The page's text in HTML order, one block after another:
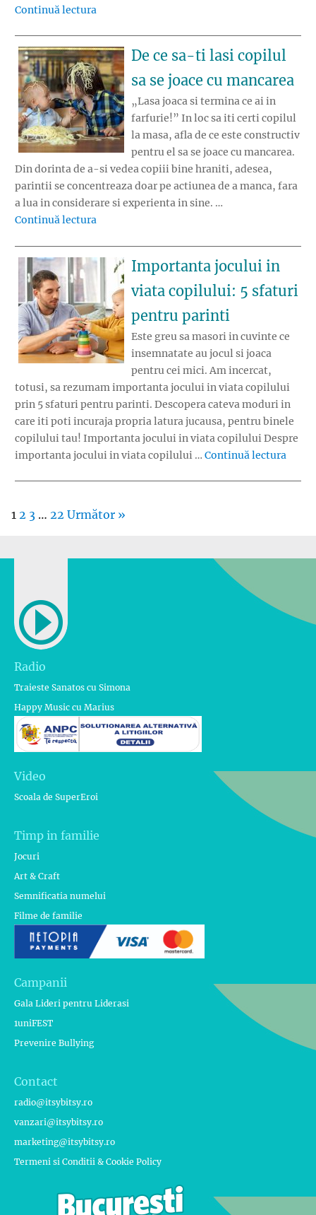
Continuă lectura
De ce sa-ti lasi copilul
sa se joace cu mancarea
„Lasa joaca si termina ce ai in
farfurie!” In loc sa iti certi copilul
la masa, afla de ce este constructiv
pentru el sa se joace cu mancarea.
Din dorinta de a-si vedea copiii bine hraniti, adesea,
parintii se concentreaza doar pe actiunea de a manca, fara
a lua in considerare si experienta in sine. …
Continuă lectura
Importanta jocului in
viata copilului: 5 sfaturi
pentru parinti
Este greu sa masori in cuvinte ce
insemnatate au jocul si joaca
pentru cei mici. Am incercat,
totusi, sa rezumam importanta jocului in viata copilului
prin 5 sfaturi pentru parinti. Descopera cateva moduri in
care iti poti incuraja propria latura jucausa, pentru binele
copilului tau! Importanta jocului in viata copilului Despre
importanta jocului in viata copilului … Continuă lectura
1 2 3 … 22 Următor »
Radio
Traieste Sanatos cu Simona
Happy Music cu Marius
Video
Scoala de SuperEroi
Timp in familie
Jocuri
Art & Craft
Semnificatia numelui
Filme de familie
Campanii
Gala Lideri pentru Liderasi
1uniFEST
Prevenire Bullying
Contact
radio@itsybitsy.ro
vanzari@itsybitsy.ro
marketing@itsybitsy.ro
Termeni si Conditii & Cookie Policy